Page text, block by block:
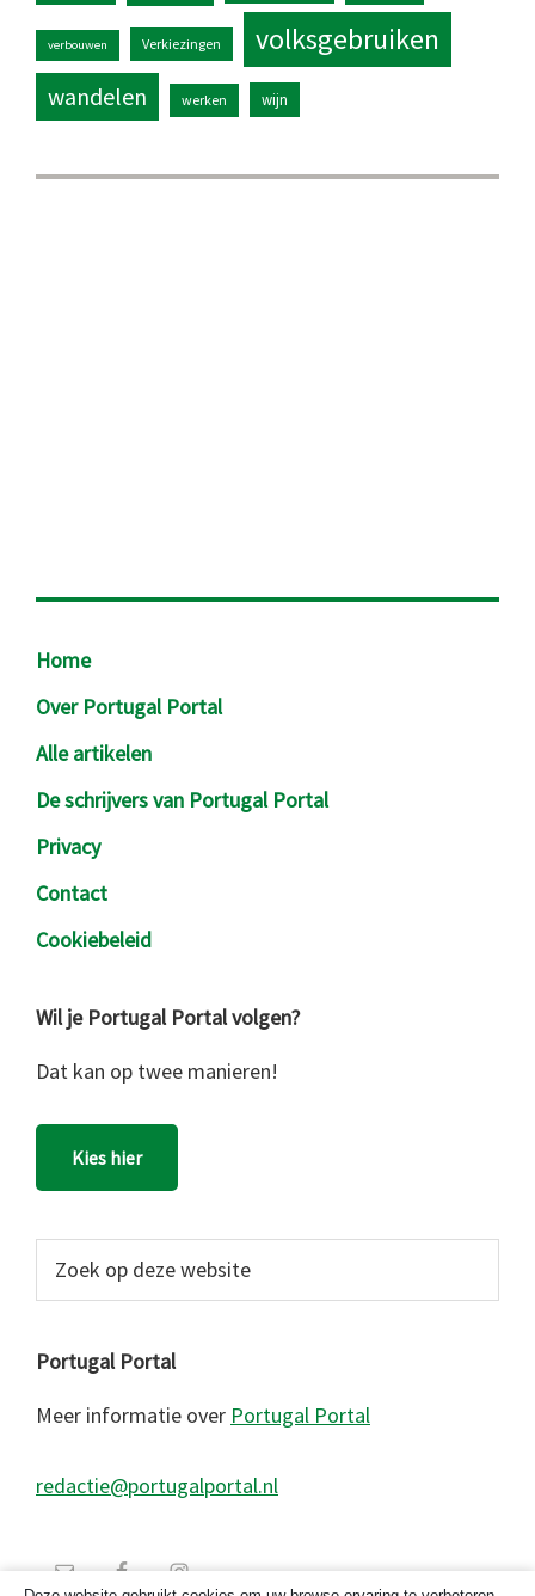
verbouwen Verkiezingen volksgebruiken
wandelen werken wijn
Footer
Home
Over Portugal Portal
Alle artikelen
De schrijvers van Portugal Portal
Privacy
Contact
Cookiebeleid
Wil je Portugal Portal volgen?
Dat kan op twee manieren!
Kies hier
website
Portugal Portal
Meer informatie over Portugal Portal
redactie@portugalportal.nl